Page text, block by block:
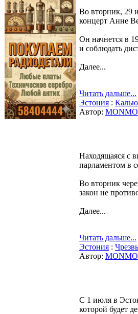
Во вторник, 29
концерт Анне
Он начнется в
и соблюдать
Далее...
Читать дальше...
Эстония :
Автор:
Находящаяся с
парламентом в
Во вторник
закон не
Далее...
Читать дальше...
Эстония :
Автор:
С 1 июля в
которой будет